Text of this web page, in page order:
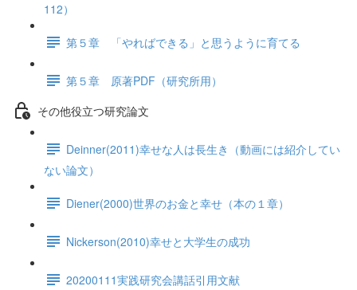
112）
第５章 「やればできる」と思うように育てる
第５章 原著PDF（研究所用）
その他役立つ研究論文
Deinner(2011)幸せな人は長生き（動画には紹介してい
ない論文）
Diener(2000)世界のお金と幸せ（本の１章）
Nickerson(2010)幸せと大学生の成功
20200111実践研究会講話引用文献